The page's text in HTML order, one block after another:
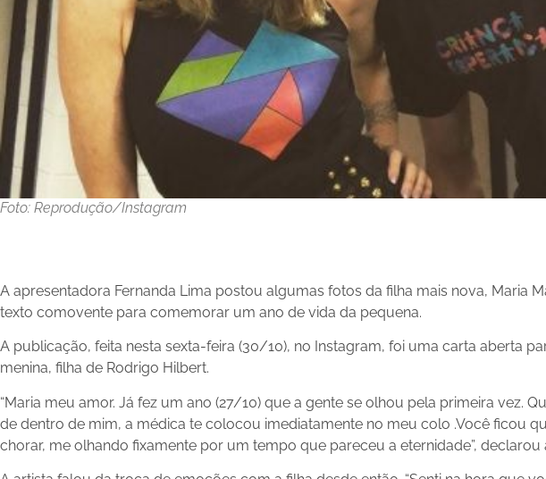
Foto: Reprodução/Instagram
A apresentadora Fernanda Lima postou algumas fotos da filha mais nova, Maria
texto comovente para comemorar um ano de vida da pequena.
A publicação, feita nesta sexta-feira (30/10), no Instagram, foi uma carta aberta
menina, filha de Rodrigo Hilbert.
“Maria meu amor. Já fez um ano (27/10) que a gente se olhou pela primeira vez.
de dentro de mim, a médica te colocou imediatamente no meu colo .Você ficou
chorar, me olhando fixamente por um tempo que pareceu a eternidade”, declarou